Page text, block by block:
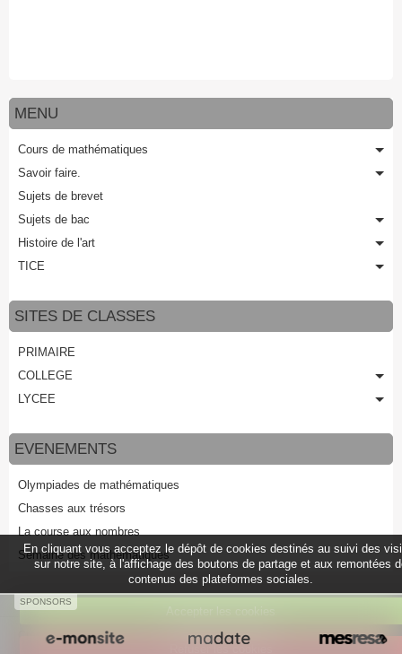
MENU
Cours de mathématiques
Savoir faire.
Sujets de brevet
Sujets de bac
Histoire de l'art
TICE
SITES DE CLASSES
PRIMAIRE
COLLEGE
LYCEE
EVENEMENTS
Olympiades de mathématiques
Chasses aux trésors
La course aux nombres
Semaine des mathématiques
Créer un site internet avec e-monsite
SPONSORS
En cliquant vous acceptez le dépôt de cookies destinés au suivi des
sur notre site, à l'affichage des boutons de partage et aux remontées
contenus des plateformes sociales.
Accepter les cookies